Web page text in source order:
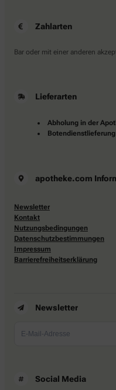
Zahlarten
Bar oder mit einer anderen
Lieferarten
Abholung in der
Botendienstlieferung
apotheke.com
Newsletter
Kontakt
Nutzungsbedingungen
Datenschutzbestimmungen
Impressum
Barrierefreiheitserklärung
Newsletter
Social Media